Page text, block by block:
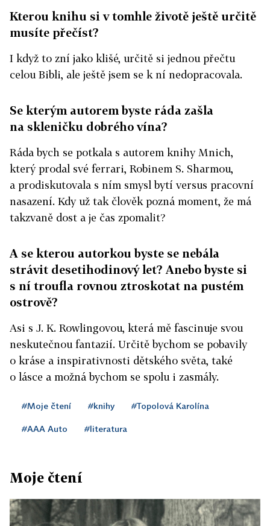
Kterou knihu si v tomhle životě ještě určitě
musíte přečíst?
I když to zní jako klišé, určitě si jednou přečtu
celou Bibli, ale ještě jsem se k ní nedopracovala.
Se kterým autorem byste ráda zašla
na skleničku dobrého vína?
Ráda bych se potkala s autorem knihy Mnich,
který prodal své ferrari, Robinem S. Sharmou,
a prodiskutovala s ním smysl bytí versus pracovní
nasazení. Kdy už tak člověk pozná moment, že má
takzvaně dost a je čas zpomalit?
A se kterou autorkou byste se nebála
strávit desetihodinový let? Anebo byste si
s ní troufla rovnou ztroskotat na pustém
ostrově?
Asi s J. K. Rowlingovou, která mě fascinuje svou
neskutečnou fantazií. Určitě bychom se pobavily
o kráse a inspirativnosti dětského světa, také
o lásce a možná bychom se spolu i zasmály.
#Moje čtení #knihy #Topolová Karolína
#AAA Auto #literatura
Moje čtení